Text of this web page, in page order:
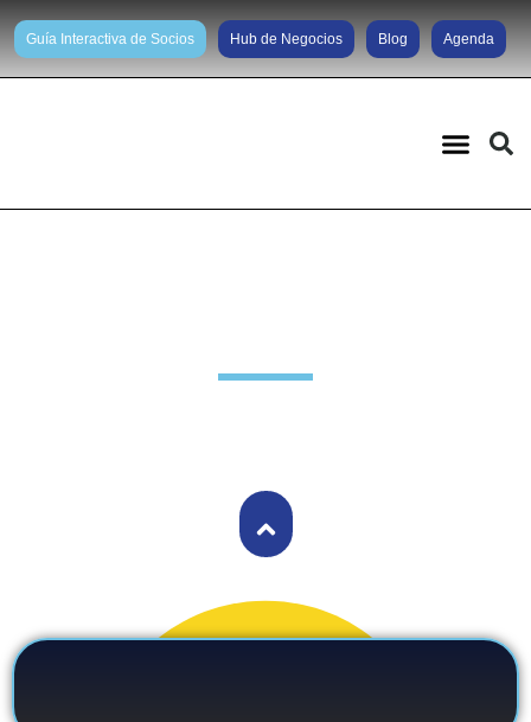
Guía Interactiva de Socios Hub de Negocios Blog Agenda